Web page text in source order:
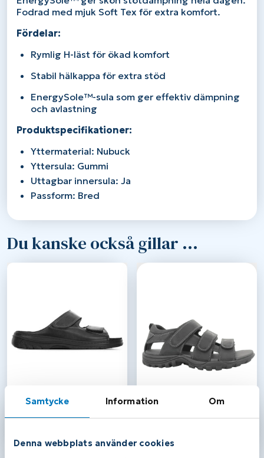
Samtycke Information Om
Denna webbplats använder cookies
Fodrad med mjuk Soft Tex för extra komfort.
Fördelar:
Rymlig H-läst för ökad komfort
Stabil hälkappa för extra stöd
EnergySole™-sula som ger effektiv dämpning
och avlastning
Produktspecifikationer:
Yttermaterial: Nubuck
Yttersula: Gummi
Uttagbar innersula: Ja
Passform: Bred
Du kanske också gillar …
Klaveness Naturform
Läs mer / Köp
Green Comfort
bakkappa M